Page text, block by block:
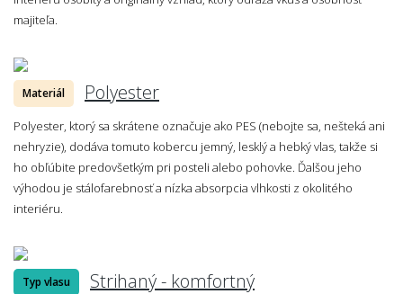
majiteľa.
Materiál Polyester
Polyester, ktorý sa skrátene označuje ako PES (nebojte sa, nešteká ani
nehryzie), dodáva tomuto kobercu jemný, lesklý a hebký vlas, takže si
ho obľúbite predovšetkým pri posteli alebo pohovke. Ďalšou jeho
výhodou je stálofarebnosť a nízka absorpcia vlhkosti z okolitého
interiéru.
Typ vlasu Strihaný - komfortný